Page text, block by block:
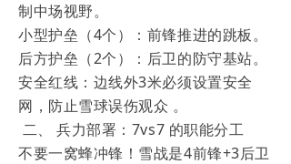
制中场视野。
小型护垒（4个）：前锋推进的跳板。
后方护垒（2个）：后卫的防守基站。
安全红线：边线外3米必须设置安全
网，防止雪球误伤观众 。
二、 兵力部署：7vs7 的职能分工
不要一窝蜂冲锋！雪战是4前锋+3后卫